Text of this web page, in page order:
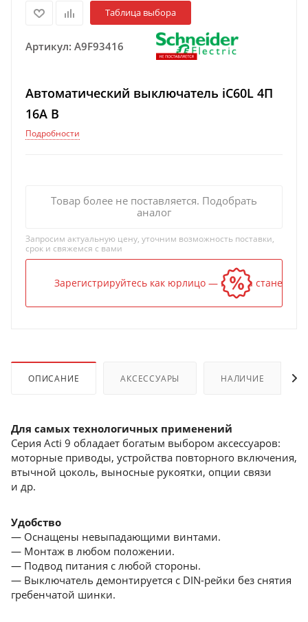
Таблица выбора
Артикул: A9F93416
Автоматический выключатель iC60L 4П
16A B
Подробности
Товар более не поставляется. Подобрать
аналог
Запросим актуальную цену, уточним возможность поставки,
срок и свяжемся с вами
Зарегистрируйтесь как юрлицо — и цена станет
ОПИСАНИЕ АКСЕССУАРЫ НАЛИЧИЕ
Для самых технологичных применений
Серия Acti 9 обладает богатым выбором аксессуаров:
моторные приводы, устройства повторного включения,
втычной цоколь, выносные рукоятки, опции связи
и др.
Удобство
— Оснащены невыпадающими винтами.
— Монтаж в любом положении.
— Подвод питания с любой стороны.
— Выключатель демонтируется с DIN-рейки без снятия
гребенчатой шинки.